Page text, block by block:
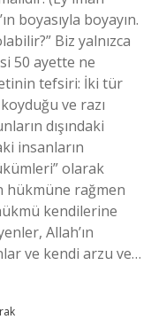
boyasıyla boyayın.
Biz yalnızca
50 ayette ne
tefsiri: İki tür
ve razı
dışındaki
insanların
olarak
hükmüne rağmen
kendilerine
Allah’ın
ve kendi arzu ve…